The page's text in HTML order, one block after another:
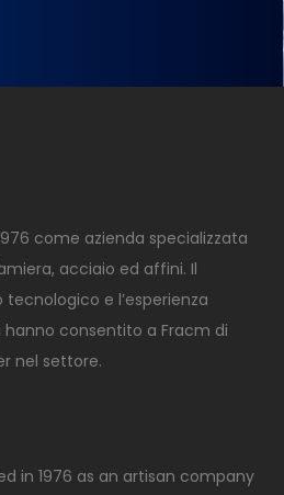
come azienda specializzata
acciaio ed affini. Il
e l’esperienza
consentito a Fracm di
nel settore.
in 1976 as an artisan company